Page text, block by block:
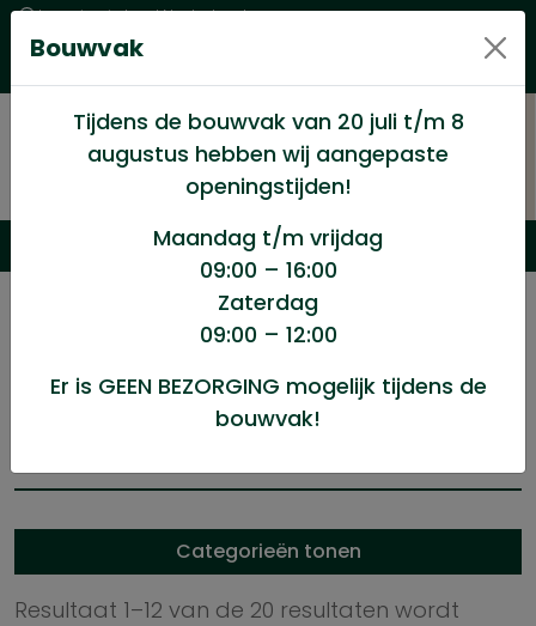
Levering in heel Nederland
Goede kwaliteitsproducten met een eerlijke prijs
Producten getagged “schotelkopschroeven”
schotelkopschroeven
Categorieën tonen
Resultaat 1–12 van de 20 resultaten wordt
Bouwvak
Tijdens de bouwvak van 20 juli t/m 8
augustus hebben wij aangepaste
openingstijden!
Maandag t/m vrijdag
09:00 – 16:00
Zaterdag
09:00 – 12:00
Er is GEEN BEZORGING mogelijk tijdens de
bouwvak!